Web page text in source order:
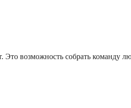
возможность собрать команду